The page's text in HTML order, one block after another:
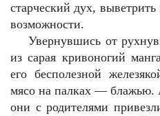
старческий дух,
возможности.
Увернувшись от
из сарая кривоногий
его бесполезной
мясо на палках — блажью.
они с родителями